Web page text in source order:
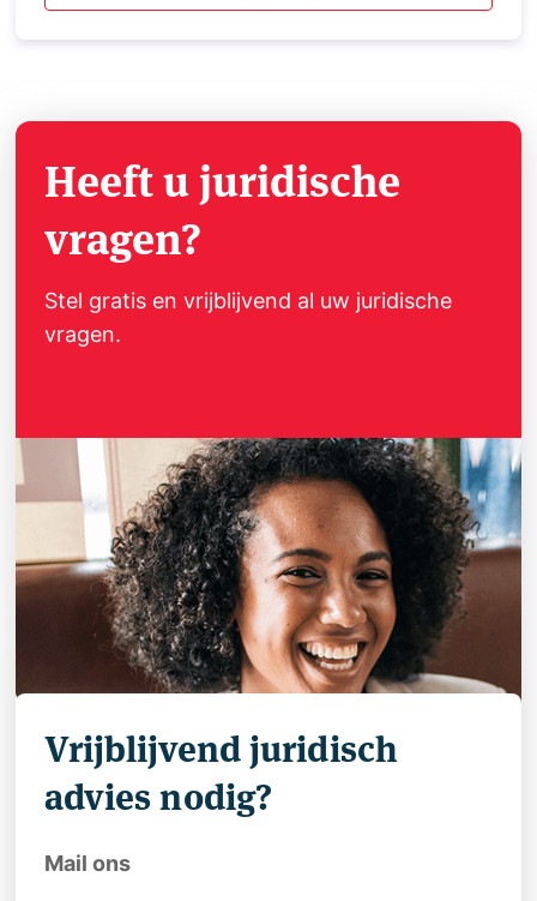
Heeft u juridische
vragen?
Stel gratis en vrijblijvend al uw juridische
vragen.
Vrijblijvend juridisch
advies nodig?
Mail ons